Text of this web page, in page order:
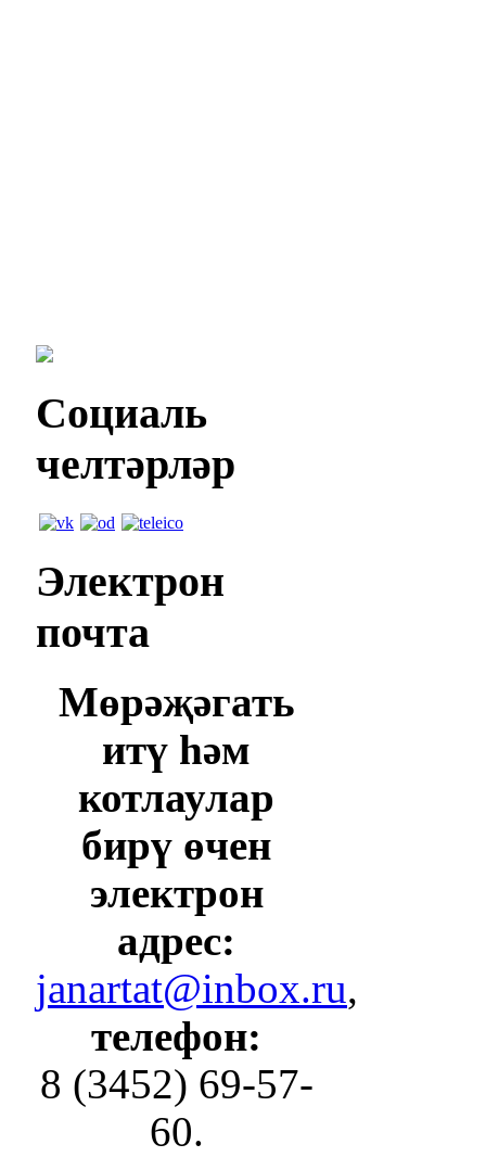
Социаль
челтәрләр
Электрон
почта
Мөрәҗәгать
итү һәм
котлаулар
бирү өчен
электрон
адрес:
janartat@inbox.ru,
телефон:
8 (3452) 69-57-
60.